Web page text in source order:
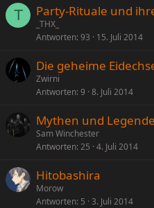
T Party-Rituale und
_THX_
Antworten 93 15. Juli 2014
Die geheime
Zwirni
Antworten 9 8. Juli 2014
Mythen und
Sam Winchester
Antworten 25 4. Juli 2014
Hitobashira
Morow
Antworten 5 3. Juli 2014